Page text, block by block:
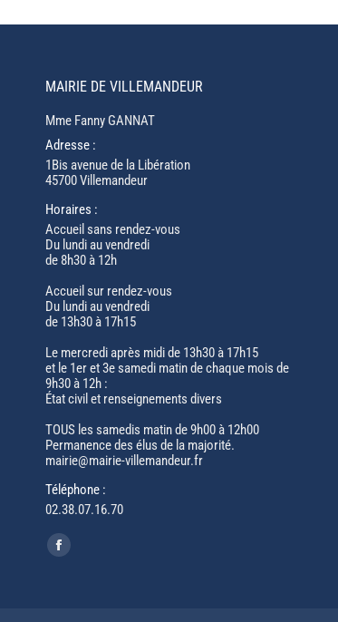
MAIRIE DE VILLEMANDEUR
Mme Fanny GANNAT
Adresse :
1Bis avenue de la Libération
45700 Villemandeur
Horaires :
Accueil sans rendez-vous
Du lundi au vendredi
de 8h30 à 12h
Accueil sur rendez-vous
Du lundi au vendredi
de 13h30 à 17h15
Le mercredi après midi de 13h30 à 17h15
et le 1er et 3e samedi matin de chaque mois de
9h30 à 12h :
État civil et renseignements divers
TOUS les samedis matin de 9h00 à 12h00
Permanence des élus de la majorité.
mairie@mairie-villemandeur.fr
Téléphone :
02.38.07.16.70
Trouvez nous sur :
Facebook